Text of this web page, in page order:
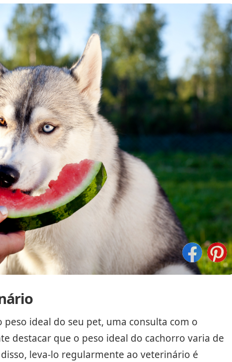
ideal do seu pet, uma consulta com o
destacar que o peso ideal do cachorro varia de
leva-lo regularmente ao veterinário é